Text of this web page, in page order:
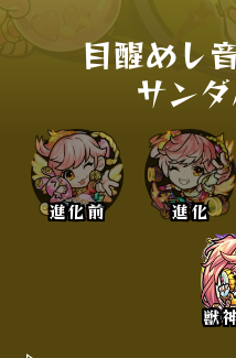
目醒めし
サン
進化前 進化
獣